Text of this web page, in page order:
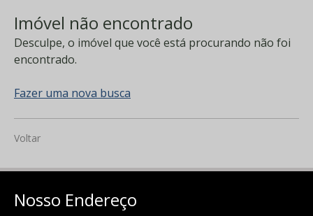
Imóvel não encontrado
Desculpe, o imóvel que você está procurando não foi
encontrado.
Fazer uma nova busca
Voltar
Nosso Endereço